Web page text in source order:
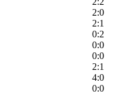
2:0
2:1
0:2
0:0
0:0
2:1
4:0
0:0